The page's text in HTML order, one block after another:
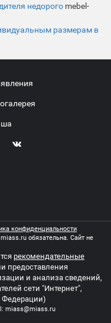
недорого mebel-
размерам в
конфиденциальности
обязательна. Сайт не
рекомендательные
предоставления
и анализа сведений,
сети "Интернет",
Федерации)
miass@miass.ru